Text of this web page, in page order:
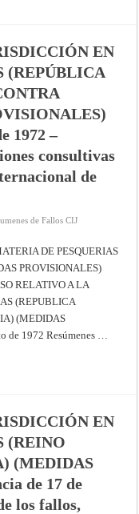
EN
(REPÚBLICA
1972 –
consultivas
de
de Fallos CIJ
DE PESQUERIAS
PROVISIONALES)
RELATIVO A LA
(REPUBLICA
(MEDIDAS
de 1972 Resúmenes …
EN
(REINO
(MEDIDAS
de 17 de
los fallos,